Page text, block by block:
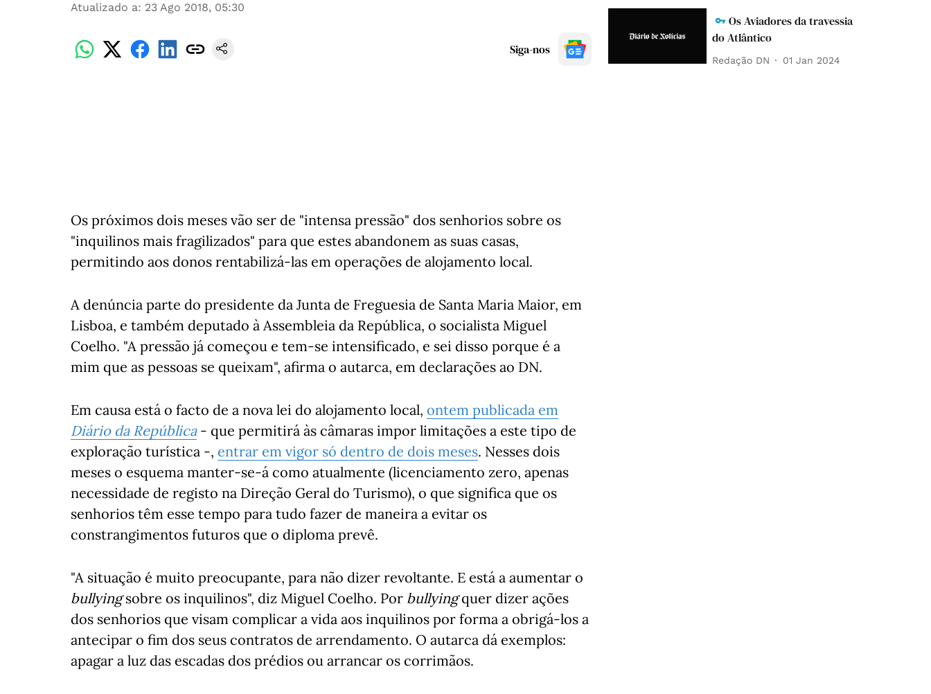
Atualizado a: 23 Ago 2018, 05:30
Siga-nos
Os próximos dois meses vão ser de "intensa pressão" dos senhorios sobre os
"inquilinos mais fragilizados" para que estes abandonem as suas casas,
permitindo aos donos rentabilizá-las em operações de alojamento local.
A denúncia parte do presidente da Junta de Freguesia de Santa Maria Maior, em
Lisboa, e também deputado à Assembleia da República, o socialista Miguel
Coelho. "A pressão já começou e tem-se intensificado, e sei disso porque é a
mim que as pessoas se queixam", afirma o autarca, em declarações ao DN.
Em causa está o facto de a nova lei do alojamento local, ontem publicada em
Diário da República- que permitirá às câmaras impor limitações a este tipo de
exploração turística -, entrar em vigor só dentro de dois meses. Nesses dois
meses o esquema manter-se-á como atualmente (licenciamento zero, apenas
necessidade de registo na Direção Geral do Turismo), o que significa que os
senhorios têm esse tempo para tudo fazer de maneira a evitar os
constrangimentos futuros que o diploma prevê.
"A situação é muito preocupante, para não dizer revoltante. E está a aumentar o
bullyingsobre os inquilinos", diz Miguel Coelho. Por bullyingquer dizer ações
dos senhorios que visam complicar a vida aos inquilinos por forma a obrigá-los a
antecipar o fim dos seus contratos de arrendamento. O autarca dá exemplos:
apagar a luz das escadas dos prédios ou arrancar os corrimãos.
Os Aviadores da travessia
do Atlântico
Redação DN 01 Jan 2024